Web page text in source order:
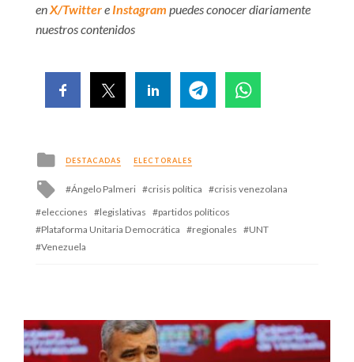
enX/Twittere Instagram puedes conocer diariamente
nuestros contenidos
Posted
in
DESTACADAS ELECTORALES
Tagged
with
Ángelo Palmeri crisis política
crisis venezolana
elecciones
legislativas
partidos políticos
Plataforma Unitaria Democrática
regionales
UNT
Venezuela